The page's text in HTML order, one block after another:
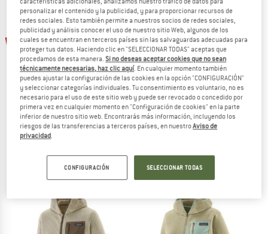
TO THE SALE
hasta un 53%
PATAGONIA
Better Sweater Jacket
a partir de 70,48 €
4,6(107)
hasta un 40%
PATAGONIA
239,95 €a partir de 143,97 €
4,4(25)
personalizar el contenido y la publicidad, y para proporcionar recursos de
redes sociales. Esto también permite a nuestros socios de redes sociales,
publicidad y análisis conocer el uso de nuestro sitio Web, algunos de los
cuales se encuentran en terceros países sin las salvaguardas adecuadas para
proteger tus datos. Haciendo clic en "SELECCIONAR TODAS" aceptas que
procedamos de esta manera.Si no deseas aceptar cookies que no sean
técnicamente necesarias, haz clic aquí. En cualquier momento también
puedes ajustar la configuración de las cookies en la opción "CONFIGURACIÓN"
y seleccionar categorías individuales. Tu consentimiento es voluntario, no es
necesario para el uso de este sitio web y puede ser revocado o concedido por
primera vez en cualquier momento en "Configuración de cookies" en la parte
inferior de nuestro sitio web. Encontrarás más información, incluyendo los
riesgos de las transferencias a terceros países, en nuestroAviso de
privacidad.
CONFIGURACIÓN SELECCIONAR TODAS